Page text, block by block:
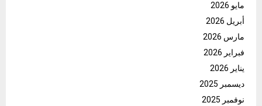
مايو 2026
أبريل 2026
مارس 2026
فبراير 2026
يناير 2026
ديسمبر 2025
نوفمبر 2025